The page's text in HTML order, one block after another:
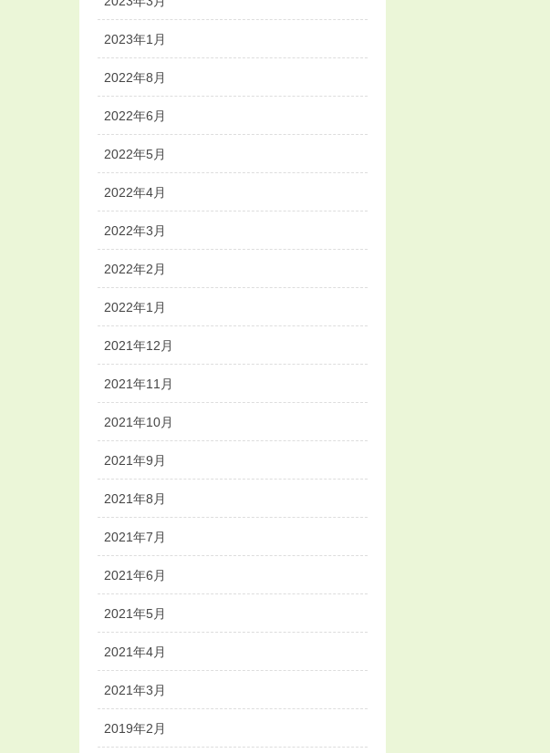
2023年1月
2022年8月
2022年6月
2022年5月
2022年4月
2022年3月
2022年2月
2022年1月
2021年12月
2021年11月
2021年10月
2021年9月
2021年8月
2021年7月
2021年6月
2021年5月
2021年4月
2021年3月
2019年2月